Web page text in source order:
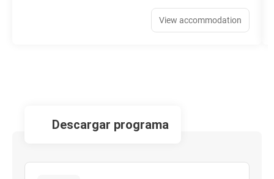
View accommodation
descargar programa